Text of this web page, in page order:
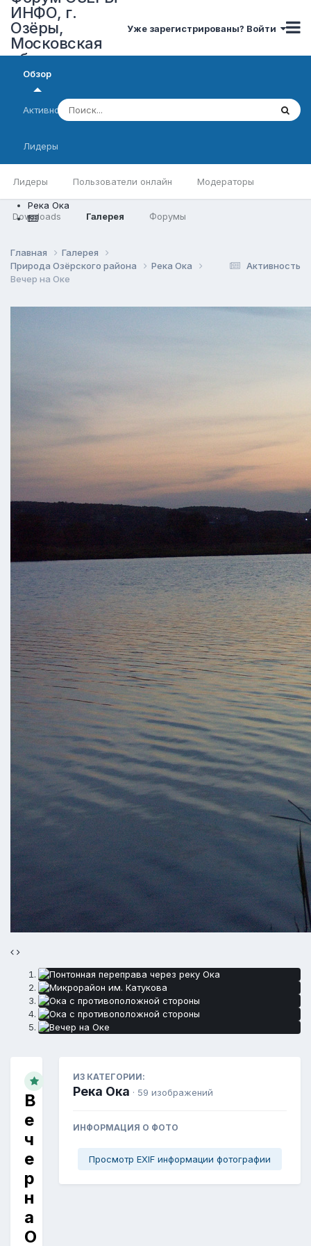
ИНФО, г.
Озёры,
Московская
область
Уже зарегистрированы? Войти
Обзор
Лидеры Пользователи онлайн Модераторы
Downloads Галерея Форумы
Активность
Лидеры
Река Ока
Активность
Главная
Галерея
Природа Озёрского района
Река Ока
Вечер на Оке
В
е
ч
е
р
н
а
О
ИЗ КАТЕГОРИИ:
Река Ока · 59 изображений
ИНФОРМАЦИЯ О ФОТО
Просмотр EXIF информации фотографии